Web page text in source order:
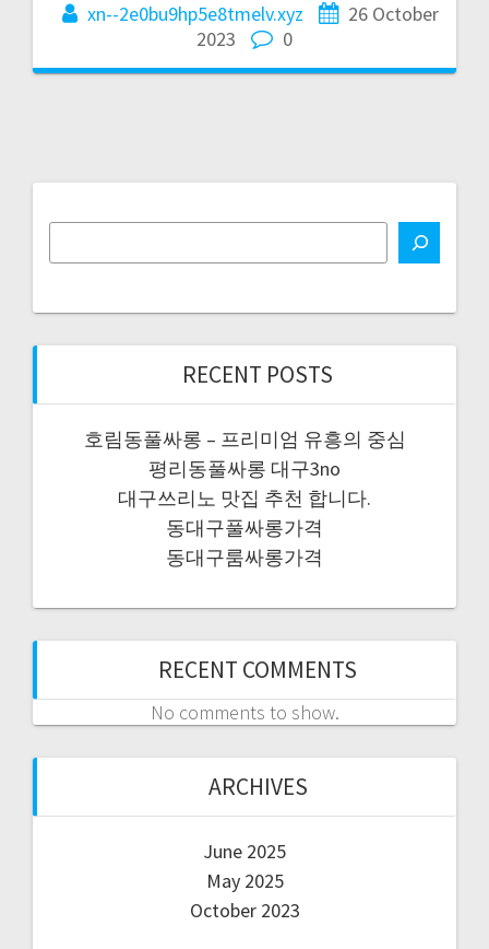
xn--2e0bu9hp5e8tmelv.xyz
26 October
2023
0
RECENT POSTS
호림동풀싸롱 – 프리미엄 유흥의 중심
평리동풀싸롱 대구3no
대구쓰리노 맛집 추천 합니다.
동대구풀싸롱가격
동대구룸싸롱가격
RECENT COMMENTS
No comments to show.
ARCHIVES
June 2025
May 2025
October 2023